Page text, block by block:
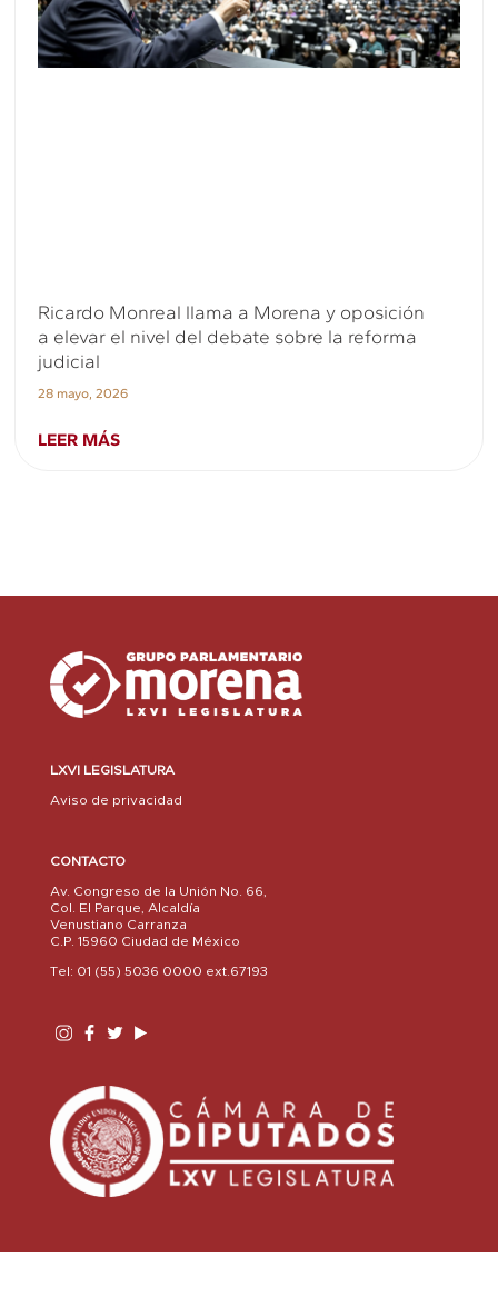
Ricardo Monreal llama a Morena y oposición
a elevar el nivel del debate sobre la reforma
judicial
28 mayo, 2026
LEER MÁS
LXVI LEGISLATURA
Aviso de privacidad
CONTACTO
Av. Congreso de la Unión No. 66,
Col. El Parque, Alcaldía
Venustiano Carranza
C.P. 15960 Ciudad de México
Tel: 01 (55) 5036 0000 ext.67193